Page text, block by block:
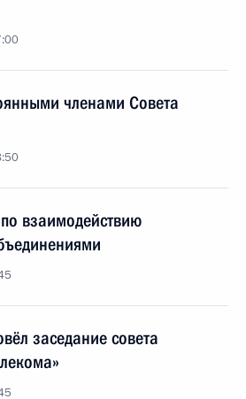
членами Совета
взаимодействию
заседание совета